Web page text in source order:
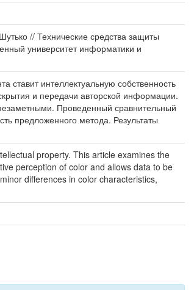
// Технические средства защиты
университет информатики и
ставит интеллектуальную собственность
и передачи авторской информации.
Проведенный сравнительный
предложенного метода. Результаты
property. This article examines the
perception of color and allows data to be
differences in color characteristics,